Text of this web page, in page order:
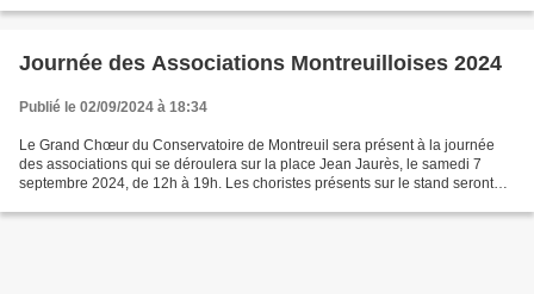
Journée des Associations Montreuilloises 2024
Publié le 02/09/2024 à 18:34
Le Grand Chœur du Conservatoire de Montreuil sera présent à la journée
des associations qui se déroulera sur la place Jean Jaurès, le samedi 7
septembre 2024, de 12h à 19h. Les choristes présents sur le stand seront